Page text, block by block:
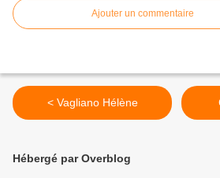
Ajouter un commentaire
< Vagliano Hélène
Hébergé par Overblog